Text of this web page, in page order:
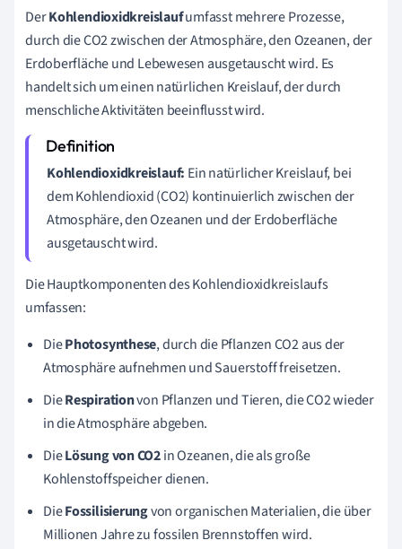
DerKohlendioxidkreislaufumfasst mehrere Prozesse,
durch die CO2 zwischen der Atmosphäre, den Ozeanen, der
Erdoberfläche und Lebewesen ausgetauscht wird. Es
handelt sich um einen natürlichen Kreislauf, der durch
menschliche Aktivitäten beeinflusst wird.
Kohlendioxidkreislauf: Ein natürlicher Kreislauf, bei
dem Kohlendioxid (CO2) kontinuierlich zwischen der
Atmosphäre, den Ozeanen und der Erdoberfläche
ausgetauscht wird.
Die Hauptkomponenten des Kohlendioxidkreislaufs
umfassen:
DiePhotosynthese, durch die Pflanzen CO2 aus der
Atmosphäre aufnehmen und Sauerstoff freisetzen.
DieRespirationvon Pflanzen und Tieren, die CO2 wieder
in die Atmosphäre abgeben.
DieLösung von CO2in Ozeanen, die als große
Kohlenstoffspeicher dienen.
DieFossilisierungvon organischen Materialien, die über
Millionen Jahre zu fossilen Brennstoffen wird.